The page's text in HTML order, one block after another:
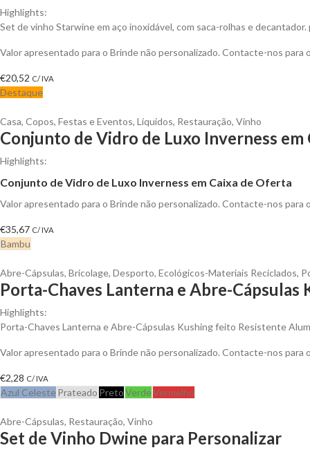
Highlights:
Set de vinho Starwine em aço inoxidável, com saca-rolhas e
Valor apresentado para o Brinde não personalizado. Contacte-nos
€20,52 C/ IVA
Destaque
Casa, Copos, Festas e Eventos, Líquidos, Restauração, Vinho
Conjunto de Vidro de Luxo Inverness
Highlights:
Conjunto de Vidro de Luxo Inverness em Caixa de Oferta
Valor apresentado para o Brinde não personalizado. Contacte-nos
€35,67 C/ IVA
Bambu
Abre-Cápsulas, Bricolage, Desporto, Ecológicos-Materiais Reciclados,
Porta-Chaves Lanterna e Abre-Cápsulas
Highlights:
Porta-Chaves Lanterna e Abre-Cápsulas Kushing feito Resistente
Valor apresentado para o Brinde não personalizado. Contacte-nos
€2,28 C/ IVA
Azul Celeste Prateado PretoVerdeVermelho
Abre-Cápsulas, Restauração, Vinho
Set de Vinho Dwine para Personalizar